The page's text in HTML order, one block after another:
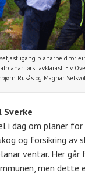
igang planarbeid for
først avklarast. F.v.
Rusås og Magnar
i dag om planer
og forsikring
ventar. Her
men dette